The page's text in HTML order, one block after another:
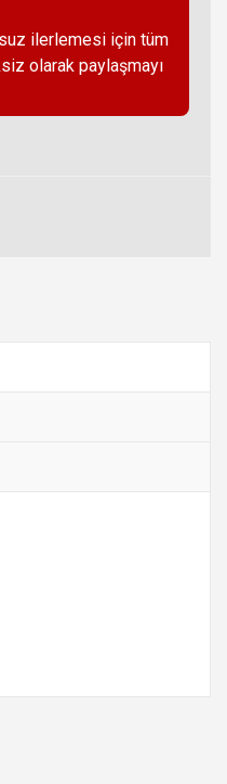
ilerlemesi için tüm
olarak paylaşmayı